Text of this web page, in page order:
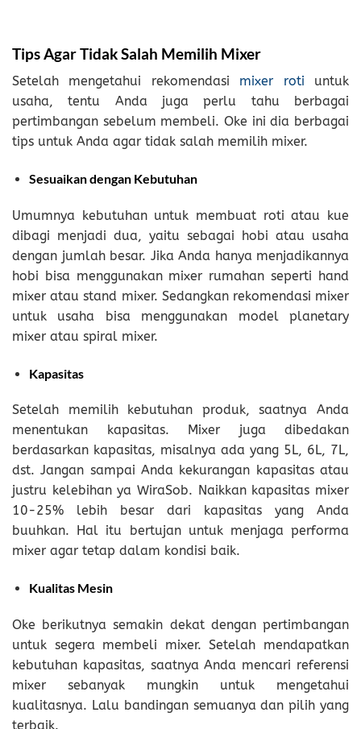
Tips Agar Tidak Salah Memilih Mixer
Setelah mengetahui rekomendasi mixer roti untuk
usaha, tentu Anda juga perlu tahu berbagai
pertimbangan sebelum membeli. Oke ini dia berbagai
tips untuk Anda agar tidak salah memilih mixer.
Sesuaikan dengan Kebutuhan
Umumnya kebutuhan untuk membuat roti atau kue
dibagi menjadi dua, yaitu sebagai hobi atau usaha
dengan jumlah besar. Jika Anda hanya menjadikannya
hobi bisa menggunakan mixer rumahan seperti hand
mixer atau stand mixer. Sedangkan rekomendasi mixer
untuk usaha bisa menggunakan model planetary
mixer atau spiral mixer.
Kapasitas
Setelah memilih kebutuhan produk, saatnya Anda
menentukan kapasitas. Mixer juga dibedakan
berdasarkan kapasitas, misalnya ada yang 5L, 6L, 7L,
dst. Jangan sampai Anda kekurangan kapasitas atau
justru kelebihan ya WiraSob. Naikkan kapasitas mixer
10-25% lebih besar dari kapasitas yang Anda
buuhkan. Hal itu bertujan untuk menjaga performa
mixer agar tetap dalam kondisi baik.
Kualitas Mesin
Oke berikutnya semakin dekat dengan pertimbangan
untuk segera membeli mixer. Setelah mendapatkan
kebutuhan kapasitas, saatnya Anda mencari referensi
mixer sebanyak mungkin untuk mengetahui
kualitasnya. Lalu bandingan semuanya dan pilih yang
terbaik.